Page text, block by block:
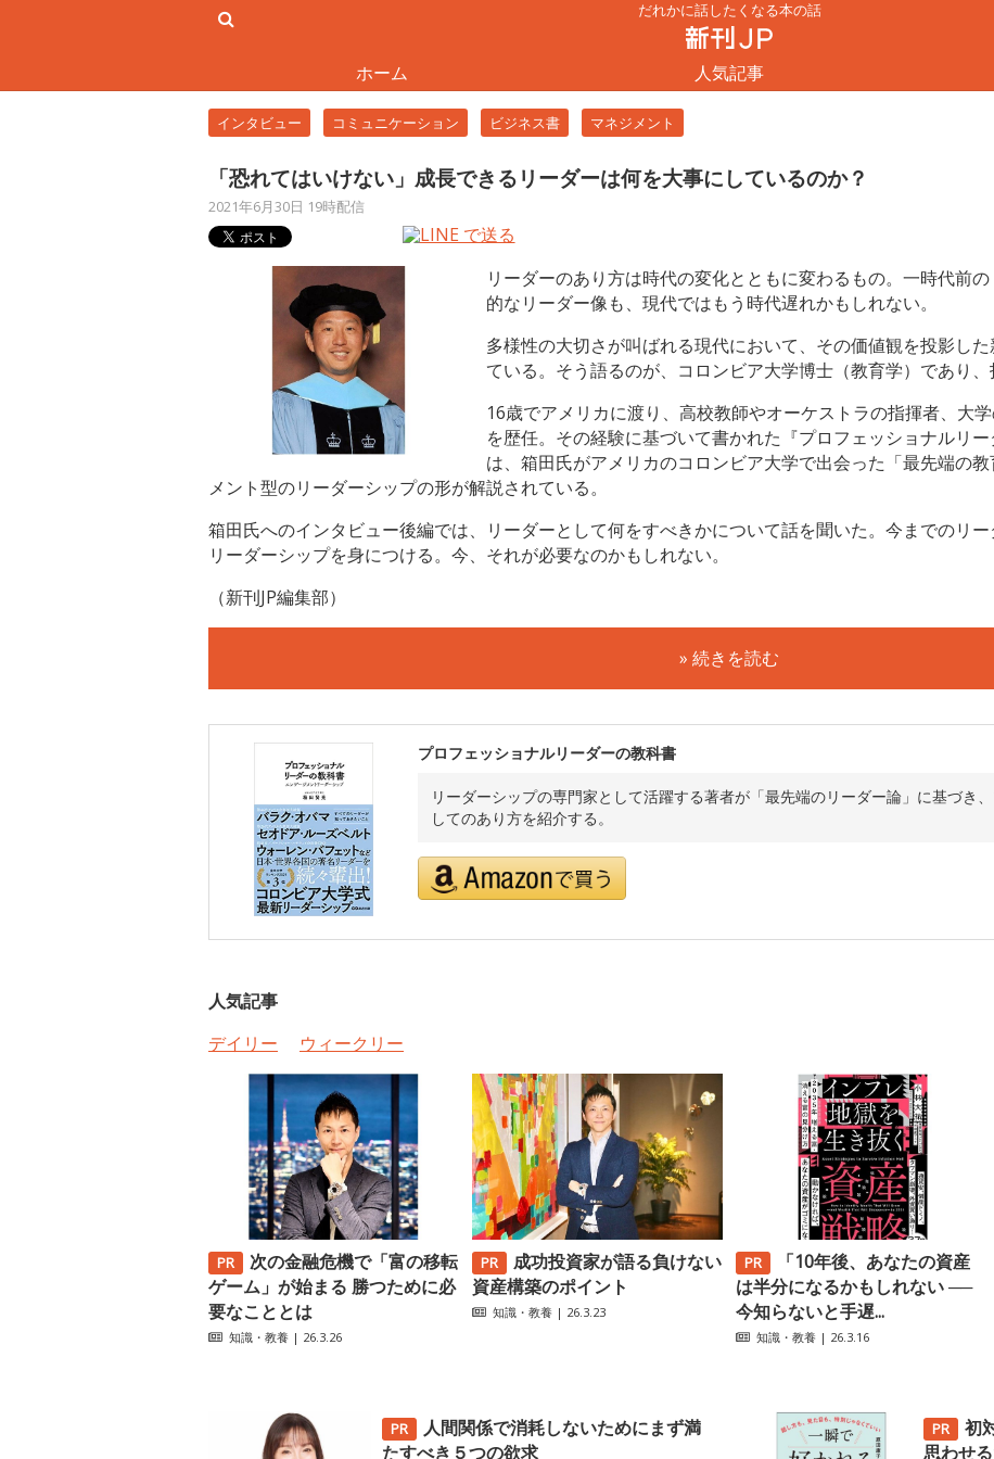
だれかに話したくなる本の話
ホーム 人気記事
インタビュー コミュニケーション ビジネス書 マネジメント
「恐れてはいけない」成長できるリーダーは何を大事にしているのか？
2021年6月30日 19時配信
リーダーのあり方は時代の変化とともに変わるもの。一時代前
的なリーダー像も、現代ではもう時代遅れかもしれない。
多様性の大切さが叫ばれる現代において、その価値観を投影し
ている。そう語るのが、コロンビア大学博士（教育学）であり、
16歳でアメリカに渡り、高校教師やオーケストラの指揮者、大
を歴任。その経験に基づいて書かれた『プロフェッショナルリー
は、箱田氏がアメリカのコロンビア大学で出会った「最先端の
メント型のリーダーシップの形が解説されている。
箱田氏へのインタビュー後編では、リーダーとして何をすべきかについて話を聞いた。今までのリ
リーダーシップを身につける。今、それが必要なのかもしれない。
（新刊JP編集部）
» 続きを読む
プロフェッショナルリーダーの教科書
リーダーシップの専門家として活躍する著者が「最先端のリーダー論」に基づき
してのあり方を紹介する。
人気記事
デイリー
ウィークリー
次の金融危機で「富の移転
ゲーム」が始まる 勝つために必
要なこととは
知識・教養 | 26.3.26
成功投資家が語る負けない
資産構築のポイント
知識・教養 | 26.3.23
「10年後、あなたの資産
は半分になるかもしれない ──
今知らないと手遅...
知識・教養 | 26.3.16
人間関係で消耗しないためにまず満
たすべき５つの欲求
初
思わせ